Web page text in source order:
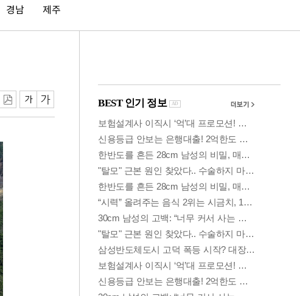
경남 제주